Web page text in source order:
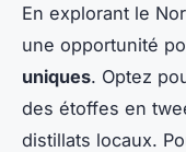
En explorant le
une opportunité
uniques. Optez
des étoffes en
distillats locaux.